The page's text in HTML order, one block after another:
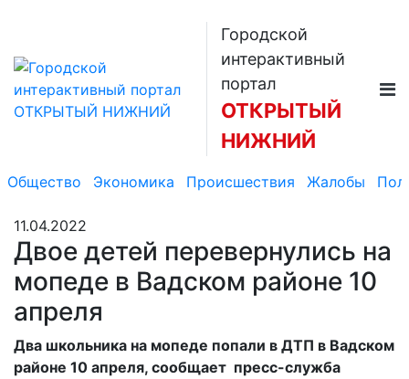
Городской
интерактивный
портал
ОТКРЫТЫЙ
НИЖНИЙ
Общество Экономика Происшествия Жалобы
11.04.2022
Двое детей перевернулись на
мопеде в Вадском районе 10
апреля
Два школьника на мопеде попали в ДТП в Вадском
районе 10 апреля, сообщает пресс-служба